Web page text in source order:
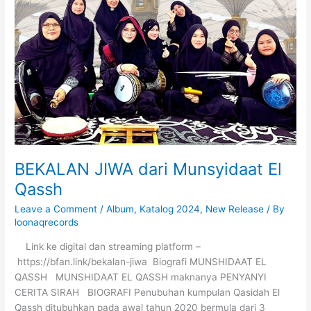
BEKALAN JIWA dari Munsyidaat El
Qassh
Leave a Comment /Album, Katalog 2024, New Release / By
loonaqrecords
Link ke digital dan streaming platform –
https://bfan.link/bekalan-jiwa Biografi MUNSHIDAAT EL
QASSH MUNSHIDAAT EL QASSH maknanya PENYANYI
CERITA SIRAH BIOGRAFI Penubuhan kumpulan Qasidah El
Qassh ditubuhkan pada awal tahun 2020 bermula dari 3